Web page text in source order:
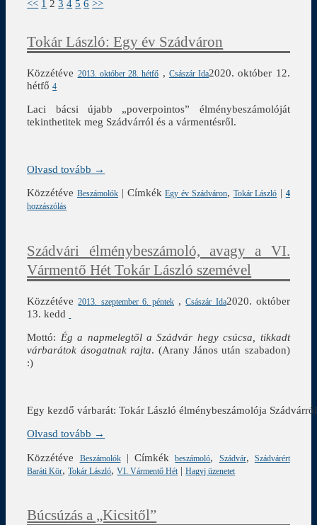
<< 1 2 3 4 5 6 >>
Tokár László: Egy év Szádváron
Közzétéve 2013. október 28. hétfő , Császár Ida2020. október 12.
hétfő 4
Laci bácsi újabb „poverpointos” élménybeszámolóját
tekinthetitek meg Szádvárról és a vármentésről.
Olvasd tovább →
Közzétéve Beszámolók | Címkék Egy év Szádváron, Tokár László | 4
hozzászólás
Szádvári élménybeszámoló, avagy a VI.
Vármentő Hét Tokár László szemével
Közzétéve2013. szeptember 6. péntek ,Császár Ida2020. október
13. kedd
Mottó: Ég a napmelegtől a Szádvár hegy csúcsa, tikkadt
várbarátok ásogatnak rajta. (Arany János után szabadon)
:)
Egy kezdő várbarát: Tokár László élménybeszámolója Szádvárról
Olvasd tovább →
Közzétéve
Beszámolók|Címkék beszámoló, Szádvár,
Szádvárért
Baráti Kör,Tokár László,VI. Vármentő Hét |Hagyj üzenetet
Búcsúzás a „Kicsitől”